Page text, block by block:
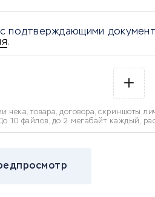
подтверждающими
.
чека, товара, договора, скриншоты
10 файлов, до 2 мегабайт каждый,